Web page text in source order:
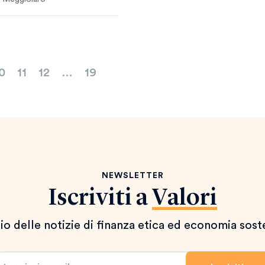
11 12 … 19
NEWSLETTER
Iscriviti a Valori
delle notizie di finanza etica ed economia